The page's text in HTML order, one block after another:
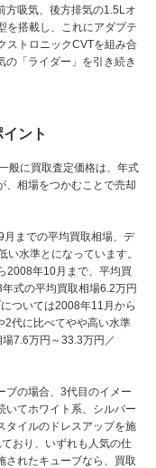
方吸気、後方排気の1.5Lオ
を搭載し、これにアダプテ
ストロニックCVTを組み合
の「ライダー」を引き続き
ント
般に買取査定価格は、年式
、相場をつかむことで売却
までの平均買取相場、デ
水準とになっています。
2008年10月まで、平均買
式の平均買取相場6.2万円
ついては2008年11月から
2代に比べてやや高い水準
7.6万円～33.3万円／
ブの場合、3代目のイメー
いてホワイト系、シルバー
タイルのドレスアップを施
おり、いずれも人気の仕
されたキューブなら、買取